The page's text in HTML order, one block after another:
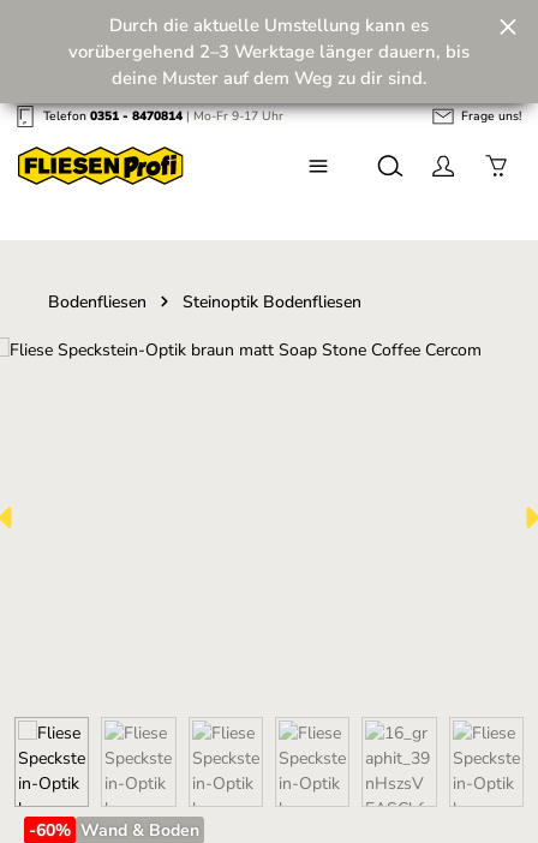
Zum Hauptinhalt springen
Zukunft! 💪
Durch die aktuelle Umstellung kann es
vorübergehend 2–3 Werktage länger dauern, bis
deine Muster auf dem Weg zu dir sind.
Telefon0351 - 8470814| Mo-Fr 9-17 Uhr Frage uns!
Bodenfliesen Steinoptik Bodenfliesen
Bildergalerie überspringen
-60% Wand & Boden